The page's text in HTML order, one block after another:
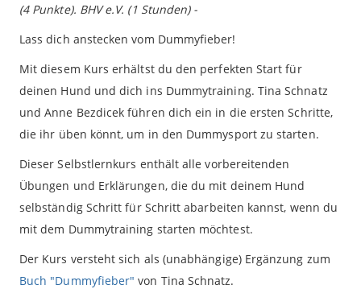
(4 Punkte). BHV e.V. (1 Stunden) -
Lass dich anstecken vom Dummyfieber!
Mit diesem Kurs erhältst du den perfekten Start für
deinen Hund und dich ins Dummytraining. Tina Schnatz
und Anne Bezdicek führen dich ein in die ersten Schritte,
die ihr üben könnt, um in den Dummysport zu starten.
Dieser Selbstlernkurs enthält alle vorbereitenden
Übungen und Erklärungen, die du mit deinem Hund
selbständig Schritt für Schritt abarbeiten kannst, wenn du
mit dem Dummytraining starten möchtest.
Der Kurs versteht sich als (unabhängige) Ergänzung zum
Buch "Dummyfieber" von Tina Schnatz.